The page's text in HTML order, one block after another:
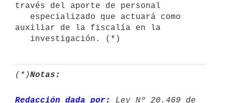
través del aporte de personal
auxiliar de la fiscalía en la
   investigación. (*)
(*)Notas:
Redacción dada por: Ley Nº 20.469 de